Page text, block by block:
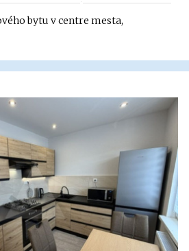
bytu v centre mesta,